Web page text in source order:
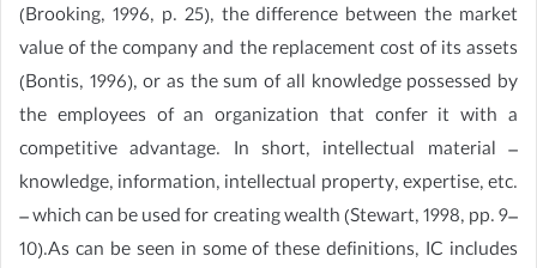
(Brooking, 1996, p. 25), the difference between the market
value of the company and the replacement cost of its assets
(Bontis, 1996), or as the sum of all knowledge possessed by
the employees of an organization that confer it with a
competitive advantage. In short, intellectual material –
knowledge, information, intellectual property, expertise, etc.
– which can be used for creating wealth (Stewart, 1998, pp. 9–
10).As can be seen in some of these definitions, IC includes